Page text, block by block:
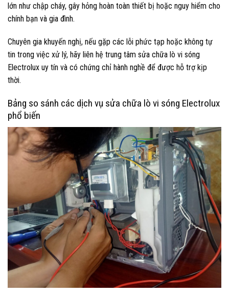
lớn như chập cháy, gây hỏng hoàn toàn thiết bị hoặc nguy hiểm cho
chính bạn và gia đình.
Chuyên gia khuyến nghị, nếu gặp các lỗi phức tạp hoặc không tự
tin trong việc xử lý, hãy liên hệ trung tâm sửa chữa lò vi sóng
Electrolux uy tín và có chứng chỉ hành nghề để được hỗ trợ kịp
thời.
Bảng so sánh các dịch vụ sửa chữa lò vi sóng Electrolux
phổ biến